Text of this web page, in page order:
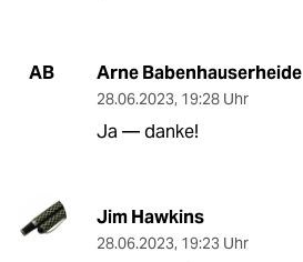
AB Arne Babenhauserheide
28.06.2023, 19:28 Uhr
Ja — danke!
Jim Hawkins
28.06.2023, 19:23 Uhr